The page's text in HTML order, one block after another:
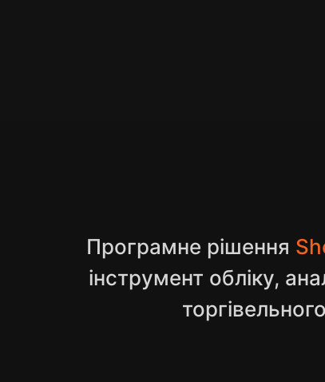
Програмне рішення
інструмент обліку,